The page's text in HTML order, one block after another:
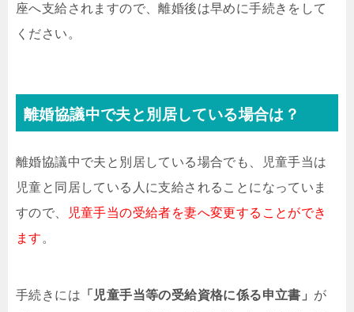
座へ支給されますので、離婚後は早めに手続きをして
ください。
離婚協議中で夫と別居している場合は？
離婚協議中で夫と別居している場合でも、児童手当は
児童と同居している人に支給されることになっていま
すので、
児童手当の受給者を妻へ変更することができ
ます 。
手続きには 「児童手当等の受給資格に係る申立書」 が